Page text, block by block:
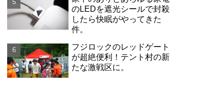
のLEDを遮光シールで封殺
したら快眠がやってきた
件。
フジロックのレッドゲート
が超絶便利！テント村の新
たな激戦区に。